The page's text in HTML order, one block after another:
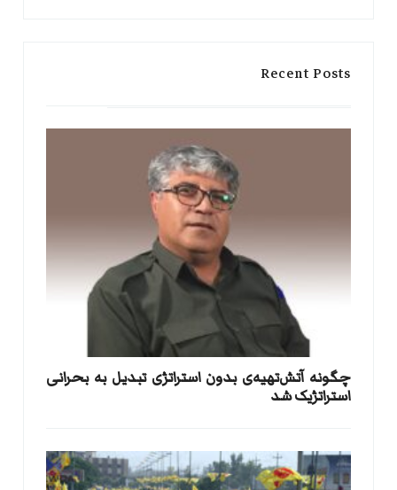
Recent Posts
​چگونه آتش‌تهیه‌ی بدون استراتژی تبدیل به بحرانی
استراتژیک شد